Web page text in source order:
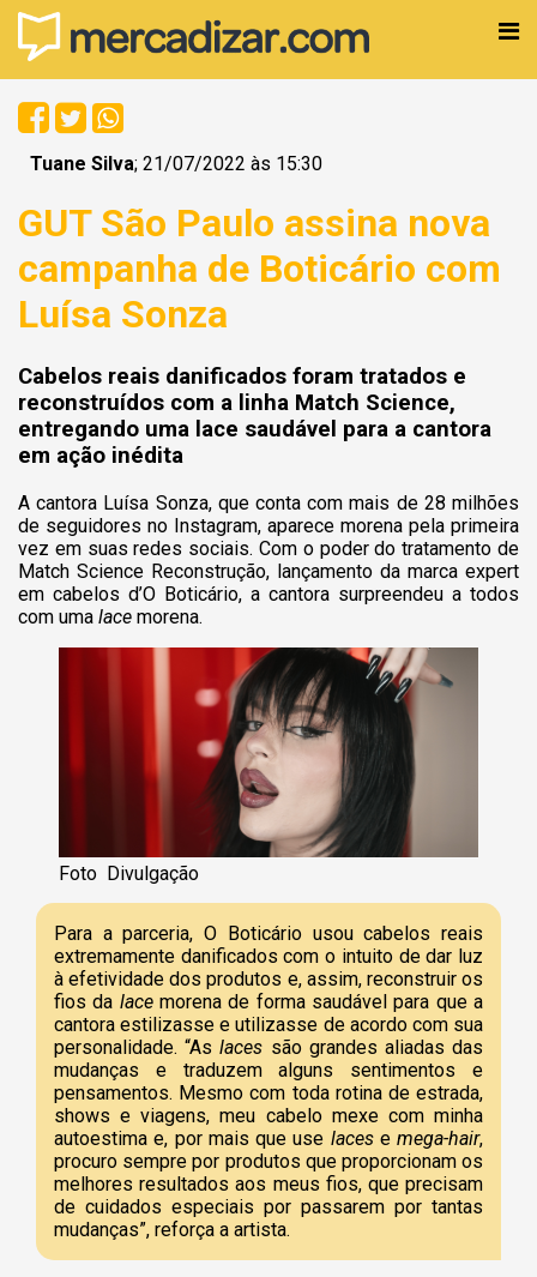
Tuane Silva; 21/07/2022 às 15:30
GUT São Paulo assina nova
campanha de Boticário com
Luísa Sonza
Cabelos reais danificados foram tratados e
reconstruídos com a linha Match Science,
entregando uma lace saudável para a cantora
em ação inédita
A cantora Luísa Sonza, que conta com mais de 28 milhões
de seguidores no Instagram, aparece morena pela primeira
vez em suas redes sociais. Com o poder do tratamento de
Match Science Reconstrução, lançamento da marca expert
em cabelos d’O Boticário, a cantora surpreendeu a todos
com uma lace morena.
Foto Divulgação
Para a parceria, O Boticário usou cabelos reais
extremamente danificados com o intuito de dar luz
à efetividade dos produtos e, assim, reconstruir os
fios da lacemorena de forma saudável para que a
cantora estilizasse e utilizasse de acordo com sua
personalidade. “Aslaces são grandes aliadas das
mudanças e traduzem alguns sentimentos e
pensamentos. Mesmo com toda rotina de estrada,
shows e viagens, meu cabelo mexe com minha
autoestima e, por mais que use laces e mega-hair,
procuro sempre por produtos que proporcionam os
melhores resultados aos meus fios, que precisam
de cuidados especiais por passarem por tantas
mudanças”, reforça a artista.